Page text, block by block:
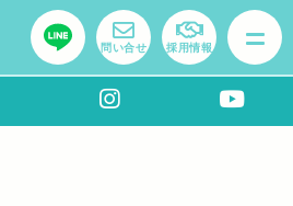
問い合せ 採用情報